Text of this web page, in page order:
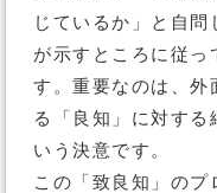
じているか」と自問
が示すところに従っ
す。重要なのは、外
る「良知」に対する
いう決意です。
この「致良知」の